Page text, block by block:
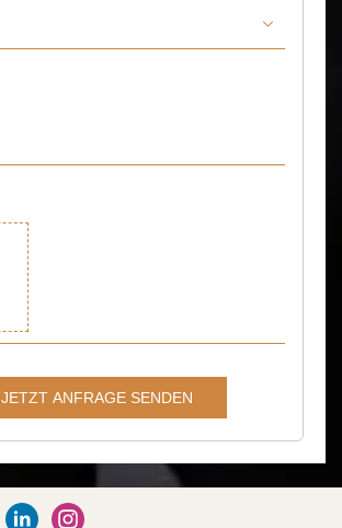
JETZT ANFRAGE SENDEN